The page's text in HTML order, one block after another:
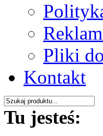
Pliki
Kontakt
Tu jesteś: